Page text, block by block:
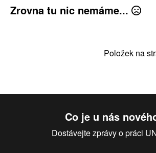
Zrovna tu nic nemáme...
Položek na
Co je u nás
Dostávejte zprávy o práci